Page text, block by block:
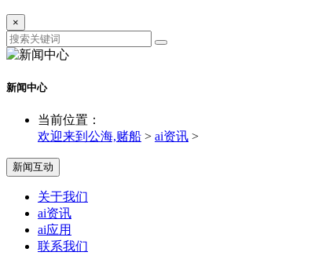
×
新闻中心
当前位置：
欢迎来到公海,赌船 > ai资讯 >
新闻互动
关于我们
ai资讯
ai应用
联系我们